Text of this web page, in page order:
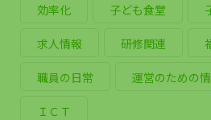
効率化 子ども食堂
求人情報 研修関連
職員の日常 運営のための
ＩＣＴ